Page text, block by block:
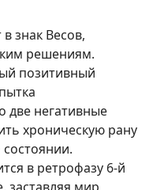
знак Весов,
решениям.
позитивный
две негативные
хроническую рану
в ретрофазу 6-й